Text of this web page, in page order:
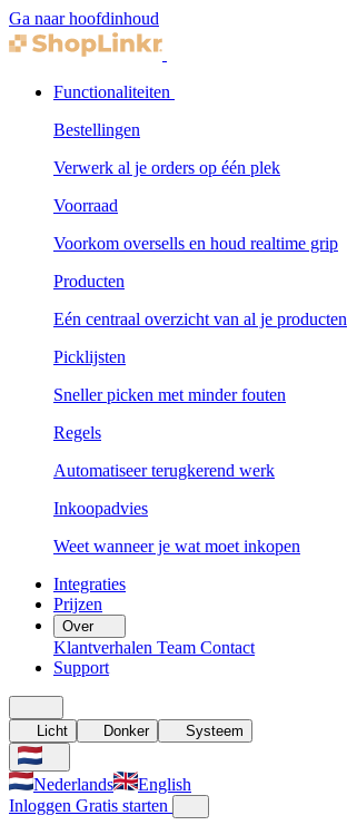
Ga naar hoofdinhoud
Functionaliteiten
Bestellingen
Verwerk al je orders op één plek
Voorraad
Voorkom oversells en houd realtime grip
Producten
Eén centraal overzicht van al je producten
Picklijsten
Sneller picken met minder fouten
Regels
Automatiseer terugkerend werk
Inkoopadvies
Weet wanneer je wat moet inkopen
Integraties
Prijzen
Over
Klantverhalen Team Contact
Support
Licht Donker Systeem
Nederlands
English
Inloggen Gratis starten